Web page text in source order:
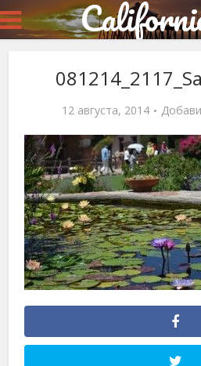
12 августа, 2014